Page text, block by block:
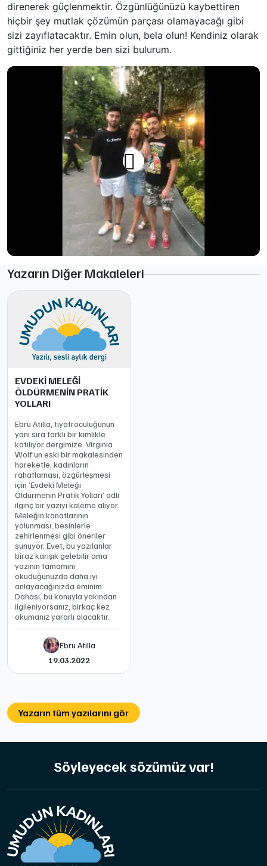
direnerek güçlenmektir. Özgünlüğünüzü kaybettiren
hiçbir şey mutlak çözümün parçası olamayacağı gibi
sizi zayıflatacaktır. Emin olun, bela olun! Kendiniz olarak
gittiğiniz her yerde ben sizi bulurum.
Yazarın Diğer Makaleleri
EVDEKİ MELEĞİ
ÖLDÜRMENİN PRATİK
YOLLARI
Ebru Atilla, tiyatroculuğunun
yanı sıra farklı bir kimlikle
katılıyor dergimize. Virginia
Wolf’un eski bir makalesinden
hareketle, kadınların
rahatlaması, özgürleşmesi
için ‘Evdeki Meleği
Öldürmenin Pratik Yolları’ adlı
ilginç bir yazıyı kaleme alıyor.
Meleğin kanatlarının
yolunması, besinlerle
zehirlenmesi gibi öneriler
sunuyor. Evet, bu yazılanlar
biraz karışık gelebilir ama
yazının tamamını
okuduğunuzda daha iyi
anlayacağınızda eminim.
Dahası, bu konuyla yakından
ilgileniyorsanız, birkaç kez
okumanız yararlı olacaktır.
Ebru Atilla
19.03.2022
Yazarın tüm yazılarını gör
Söyleyecek sözümüz var!